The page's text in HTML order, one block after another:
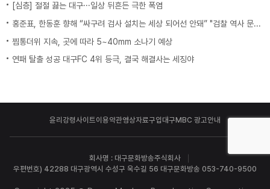
[심층] 절절 끓는 대구···일상 뒤흔든 극한 폭염
홍준표, 한동훈 향해 “싸구려 검사 설치는 세상 되어선 안돼” "검찰 역사 문 닫게 원인 제공한 원흉"
찜통더위 지속, 곳에 따라 5~40mm 소나기 예상
연패 탈출 성공 대구FC 4위 등극, 결국 해결사는 세징야
윤리강령사이트이용약관영상자료구입 대구MBC 광고안내
회사명 : 대구문화방송주식회사
우편번호) 42288 대구광역시 수성구 욱수길 56 대구문화방송 053-740-9500